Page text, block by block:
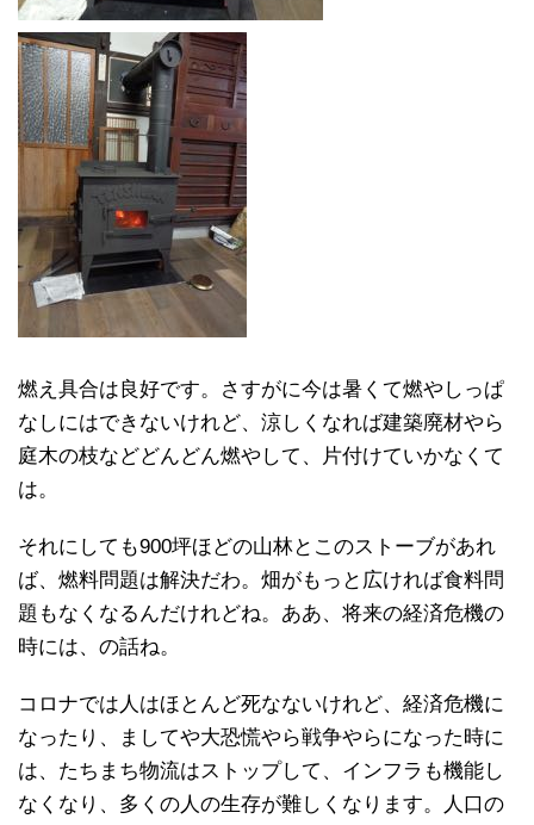
燃え具合は良好です。さすがに今は暑くて燃やしっぱ
なしにはできないけれど、涼しくなれば建築廃材やら
庭木の枝などどんどん燃やして、片付けていかなくて
は。
それにしても900坪ほどの山林とこのストーブがあれ
ば、燃料問題は解決だわ。畑がもっと広ければ食料問
題もなくなるんだけれどね。ああ、将来の経済危機の
時には、の話ね。
コロナでは人はほとんど死なないけれど、経済危機に
なったり、ましてや大恐慌やら戦争やらになった時に
は、たちまち物流はストップして、インフラも機能し
なくなり、多くの人の生存が難しくなります。人口の